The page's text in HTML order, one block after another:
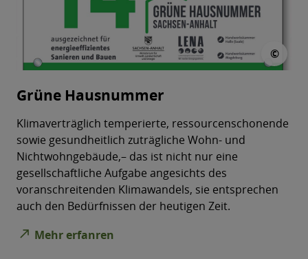
© ©
Grüne Hausnummer
Klimaverträglich temperierte, ressourcenschonende
sowie gesundheitlich zuträgliche Wohn- und
Nichtwohngebäude,– das ist nicht nur eine
gesellschaftliche Aufgabe angesichts des
voranschreitenden Klimawandels, sie entsprechen
auch den Bedürfnissen der heutigen Zeit.
north_east Mehr erfanren